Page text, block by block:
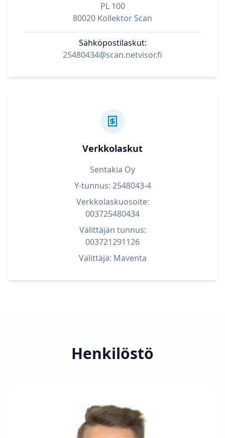
PL 100
80020 Kollektor Scan
Sähköpostilaskut:
25480434@scan.netvisor.fi
Verkkolaskut
Sentakia Oy
Y-tunnus: 2548043-4
Verkkolaskuosoite:
003725480434
Välittäjän tunnus:
003721291126
Välittäjä: Maventa
Henkilöstö